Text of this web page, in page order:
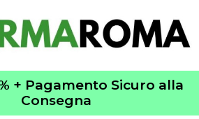
+ Pagamento Sicuro alla
Consegna